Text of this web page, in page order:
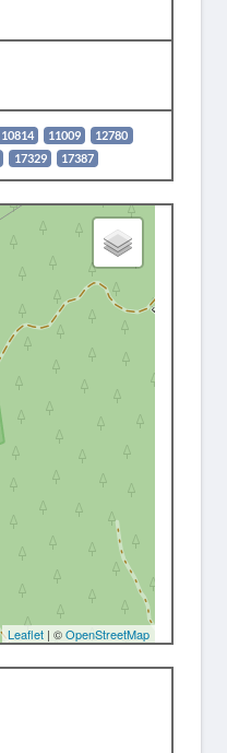
10814 11009
12780
17329 17387
Leaflet | ©OpenStreetMap